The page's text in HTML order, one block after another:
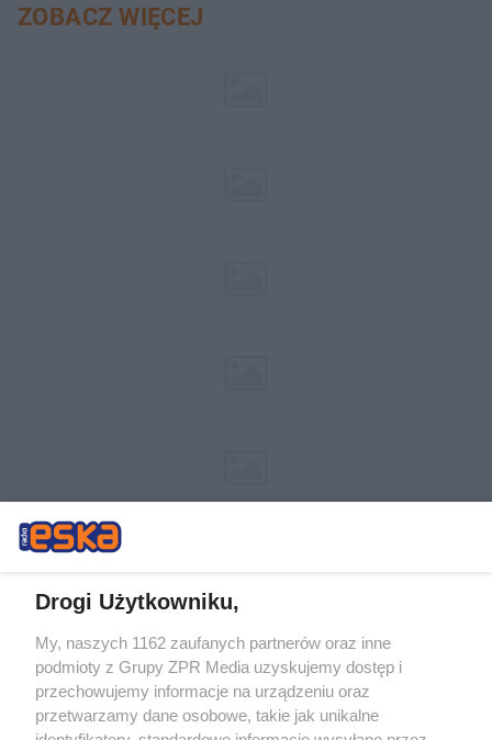
ZOBACZ WIĘCEJ
Żaden utwór zamieszczony w serwisie nie może być powielany i
rozpowszechniany lub dalej rozpowszechniany w jakikolwiek sposób (w
tym także elektroniczny lub mechaniczny) na jakimkolwiek polu
eksploatacji w jakiejkolwiek formie, włącznie z umieszczaniem w
Internecie bez pisemnej zgody właściciela praw. Jakiekolwiek użycie lub
Drogi Użytkowniku,
My, naszych 1162 zaufanych partnerów oraz inne
podmioty z Grupy ZPR Media uzyskujemy dostęp i
przechowujemy informacje na urządzeniu oraz
przetwarzamy dane osobowe, takie jak unikalne